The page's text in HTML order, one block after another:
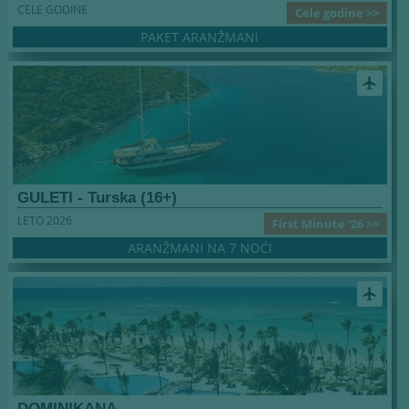
Cele godine >>
CELE GODINE
PAKET ARANŽMANI
airplanemode_active
GULETI - Turska (16+)
First Minute '26 >>
LETO 2026
ARANŽMANI NA 7 NOĆI
airplanemode_active